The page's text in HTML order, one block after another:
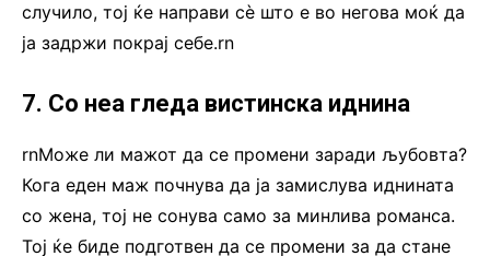
случило, тој ќе направи сè што е во негова моќ да
ја задржи покрај себе.rn
7. Со неа гледа вистинска иднина
rnМоже ли мажот да се промени заради љубовта?
Кога еден маж почнува да ја замислува иднината
со жена, тој не сонува само за минлива романса.
Тој ќе биде подготвен да се промени за да стане